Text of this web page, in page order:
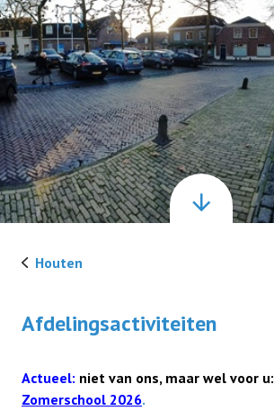
Over ons
Nieuws
Contact
Ledenservice
Lid worden
Houten
Afdelingsactiviteiten
Actueel: niet van ons, maar wel voor u:
Zomerschool 2026.